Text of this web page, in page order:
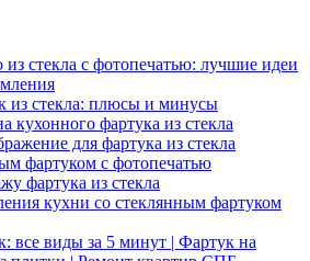
стекла с фотопечатью: лучшие идеи
из стекла: плюсы и минусы
кухонного фартука из стекла
для фартука из стекла
фартуком с фотопечатью
фартука из стекла
кухни со стеклянным фартуком
все виды за 5 минут | Фартук на